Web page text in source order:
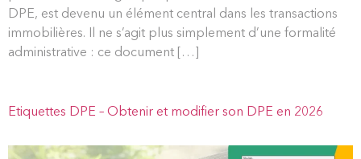
DPE, est devenu un élément central dans les transactions
immobilières. Il ne s’agit plus simplement d’une formalité
administrative : ce document […]
Etiquettes DPE – Obtenir et modifier son DPE en 2026